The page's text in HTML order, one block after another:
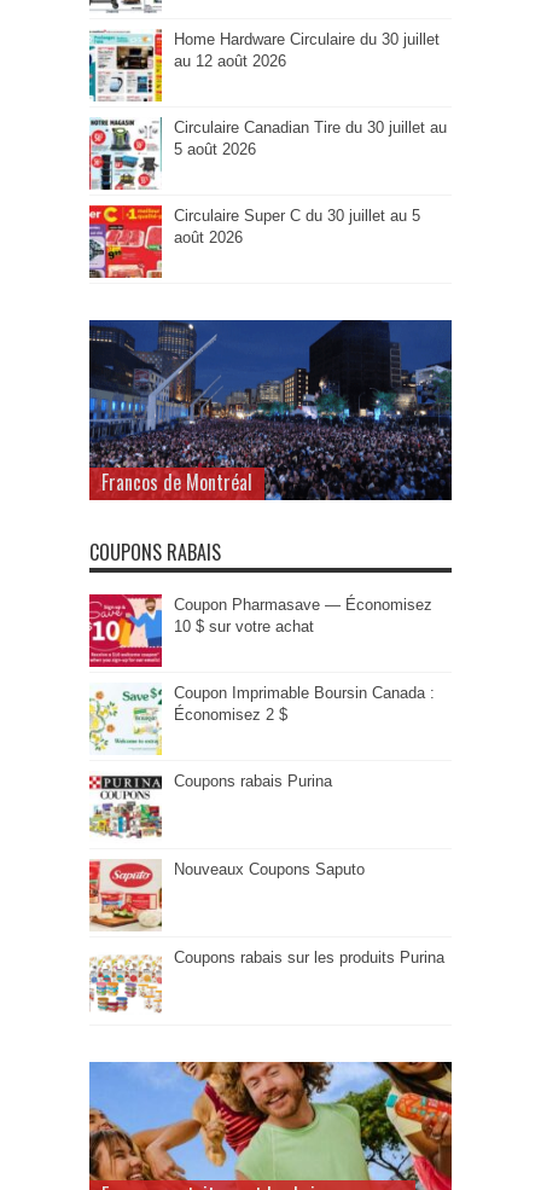
Home Hardware Circulaire du 30 juillet
au 12 août 2026
Circulaire Canadian Tire du 30 juillet au
5 août 2026
Circulaire Super C du 30 juillet au 5
août 2026
Francos de Montréal
COUPONS RABAIS
Coupon Pharmasave — Économisez
10 $ sur votre achat
Coupon Imprimable Boursin Canada :
Économisez 2 $
Coupons rabais Purina
Nouveaux Coupons Saputo
Coupons rabais sur les produits Purina